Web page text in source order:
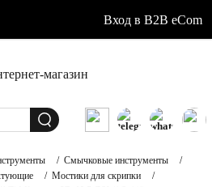
Вход в B2B eCom
/ Смычковые инструменты
/
/ Мостики для скрипки
/